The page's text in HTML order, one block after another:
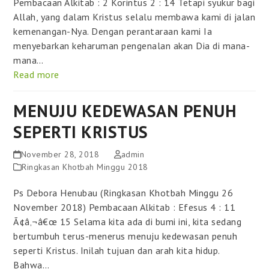
Allah, yang dalam Kristus selalu membawa kami di jalan
kemenangan-Nya. Dengan perantaraan kami Ia
menyebarkan keharuman pengenalan akan Dia di mana-
mana…
Read more
MENUJU KEDEWASAN PENUH
SEPERTI KRISTUS
November 28, 2018
admin
Ringkasan Khotbah Minggu 2018
Ps Debora Henubau (Ringkasan Khotbah Minggu 26
November 2018) Pembacaan Alkitab : Efesus 4 : 11
Ã¢â‚¬â€œ 15 Selama kita ada di bumi ini, kita sedang
bertumbuh terus-menerus menuju kedewasan penuh
seperti Kristus. Inilah tujuan dan arah kita hidup.
Bahwa…